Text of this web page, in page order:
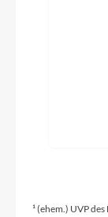
¹ (ehem.) UVP